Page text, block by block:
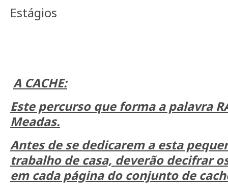
Estágios
A CACHE:
Este percurso que forma a palavra
Meadas.
Antes de se dedicarem a esta
trabalho de casa, deverão decifrar
em cada página do conjunto de